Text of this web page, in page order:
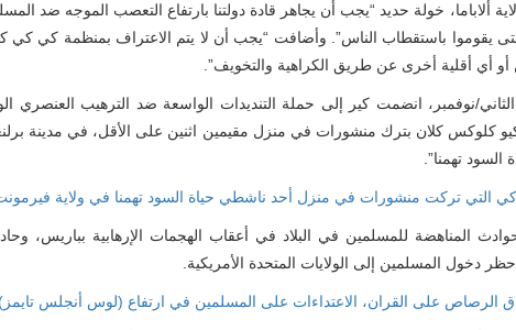
ألاباما، خولة حديد “يجب أن يجاهر قادة دولتنا بارتفاع التعصب الموجه ضد
يقوموا باستقطاب الناس”. وأضافت “يجب أن لا يتم الاعتراف بمنظمة كي
أي أقلية أخرى عن طريق الكراهية والتخويف”.
نوفمبر، انضمت كير إلى حملة التنديدات الواسعة ضد الترهيب العنصري
كلوكس كلان بترك منشورات في منزل مقيمين اثنين على الأقل، في مدينة
تهمنا”.
التي تركت منشورات في منزل أحد ناشطي حياة السود تهمنا في ولاية
المناهضة للمسلمين في البلاد في أعقاب الهجمات الإرهابية بباريس،
دخول المسلمين إلى الولايات المتحدة الأمريكية.
الرصاص على القران، الاعتداءات على المسلمين في ارتفاع (لوس أنجلس تايمز)